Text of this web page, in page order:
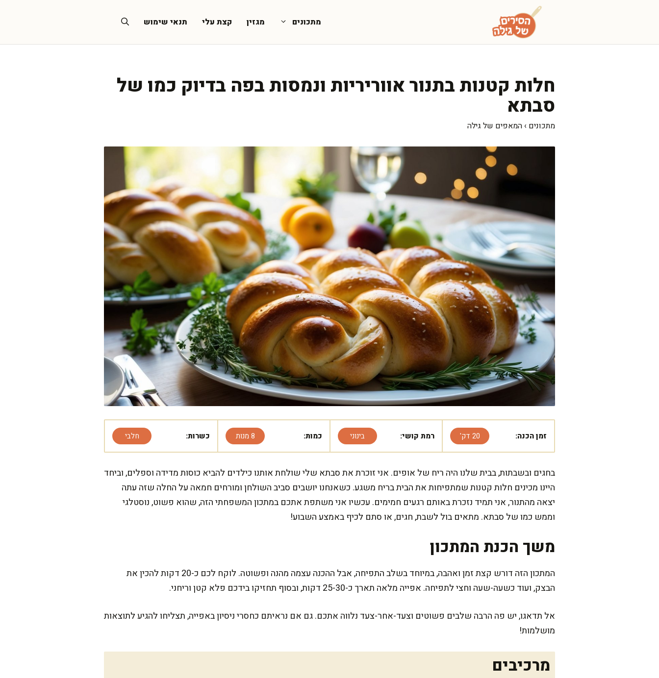
מתכונים מגזין קצת עלי תנאי שימוש
חלות קטנות בתנור אווריריות ונמסות בפה בדיוק כמו של
סבתא
מתכונים › המאפים של גילה
זמן הכנה: 20 דק' רמת קושי: בינוני כמות: 8 מנות כשרות: חלבי
בחגים ובשבתות, בבית שלנו היה ריח של אופים. אני זוכרת את סבתא שלי שולחת אותנו כילדים להביא כוסות מדידה וספלים, וביחד
היינו מכינים חלות קטנות שמתפיחות את הבית בריח משגע. כשאנחנו יושבים סביב השולחן ומורחים חמאה על החלה שזה עתה
יצאה מהתנור, אני תמיד נזכרת באותם רגעים חמימים. עכשיו אני משתפת אתכם במתכון המשפחתי הזה, שהוא פשוט, נוסטלגי
וממש כמו של סבתא. מתאים בול לשבת, חגים, או סתם לכיף באמצע השבוע!
משך הכנת המתכון
המתכון הזה דורש קצת זמן ואהבה, במיוחד בשלב התפיחה, אבל ההכנה עצמה מהנה ופשוטה. לוקח לכם כ-20 דקות להכין את
הבצק, ועוד כשעה-שעה וחצי לתפיחה. אפייה מלאה תארך כ-25-30 דקות, ובסוף תחזיקו בידכם פלא קטן וריחני.
אל תדאגו, יש פה הרבה שלבים פשוטים וצעד-אחר-צעד נלווה אתכם. גם אם נראיתם כחסרי ניסיון באפייה, תצליחו להגיע לתוצאות
מושלמות!
מרכיבים